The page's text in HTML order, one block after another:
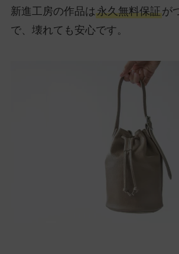
新進工房の作品は永久無料保証が
で、壊れても安心です。